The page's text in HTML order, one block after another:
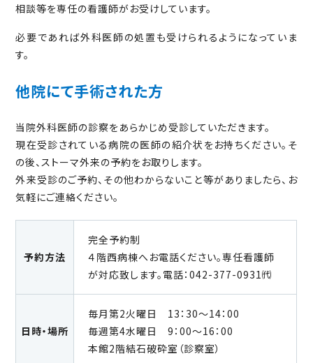
相談等を専任の看護師がお受けしています。
必要であれば外科医師の処置も受けられるようになっていま
す。
他院にて手術された方
当院外科医師の診察をあらかじめ受診していただきます。
現在受診されている病院の医師の紹介状をお持ちください。そ
の後、ストーマ外来の予約をお取りします。
外来受診のご予約、その他わからないこと等がありましたら、お
気軽にご連絡ください。
予約方法
完全予約制
４階西病棟へお電話ください。専任看護師
が対応致します。電話：042-377-0931㈹
日時・場所
毎月第2火曜日 13：30～14：00
毎週第4水曜日 9：00～16：00
本館2階結石破砕室（診察室）